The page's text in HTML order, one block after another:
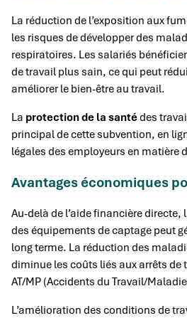
La réduction de l’exposition aux
les risques de développer des
respiratoires. Les salariés
de travail plus sain, ce qui peut
améliorer le bien-être au travail.
La protection de la santédes
principal de cette subvention, en
légales des employeurs en matière
Avantages économiques
Au-delà de l’aide financière directe,
des équipements de captage peut
long terme. La réduction des
diminue les coûts liés aux arrêts
AT/MP (Accidents du Travail/
L’amélioration des conditions de